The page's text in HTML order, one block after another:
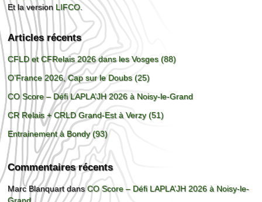
Et la version LIFCO.
Articles récents
CFLD et CFRelais 2026 dans les Vosges (88)
O’France 2026, Cap sur le Doubs (25)
CO Score – Défi LAPLA’JH 2026 à Noisy-le-Grand
CR Relais + CRLD Grand-Est à Verzy (51)
Entrainement à Bondy (93)
Commentaires récents
Marc BlanquartdansCO Score – Défi LAPLA’JH 2026 à Noisy-le-
Grand